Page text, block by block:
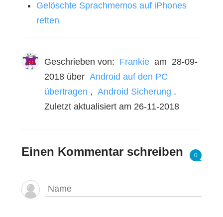
Gelöschte Sprachmemos auf iPhones
retten
Geschrieben von: Frankie am 28-09-
2018über Android auf den PC
übertragen , Android Sicherung .
Zuletzt aktualisiert am 26-11-2018
Einen Kommentar schreiben 0